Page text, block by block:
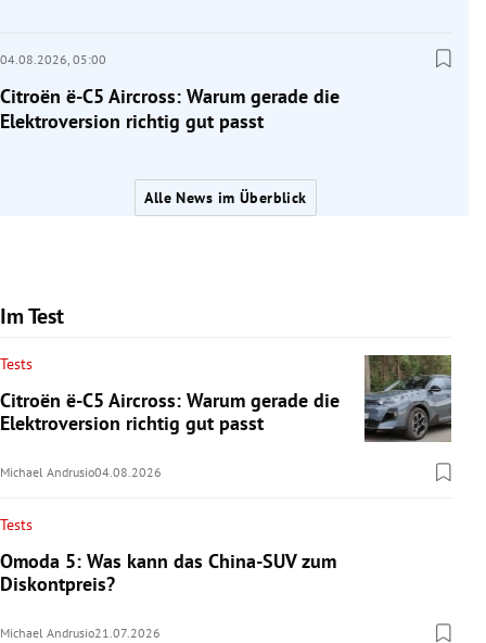
04.08.2026, 05:00
Citroën ë-C5 Aircross: Warum gerade die
Elektroversion richtig gut passt
Alle News im Überblick
Im Test
Tests
Citroën ë-C5 Aircross: Warum gerade die
Elektroversion richtig gut passt
Michael Andrusio04.08.2026
Tests
Omoda 5: Was kann das China-SUV zum
Diskontpreis?
Michael Andrusio21.07.2026